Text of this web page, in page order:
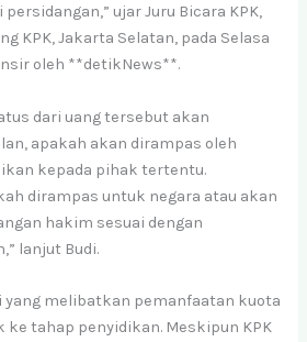
ujar Juru Bicara KPK,
KPK, Jakarta Selatan, pada Selasa
oleh **detikNews**.
dari uang tersebut akan
apakah akan dirampas oleh
kepada pihak tertentu.
dirampas untuk negara atau akan
hakim sesuai dengan
lanjut Budi.
yang melibatkan pemanfaatan kuota
ke tahap penyidikan. Meskipun KPK